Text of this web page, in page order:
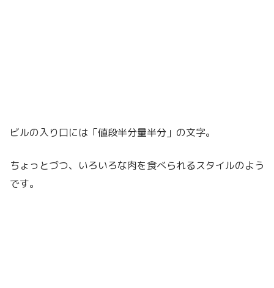
ビルの入り口には「値段半分量半分」の文字。
ちょっとづつ、いろいろな肉を食べられるスタイルのよう
です。